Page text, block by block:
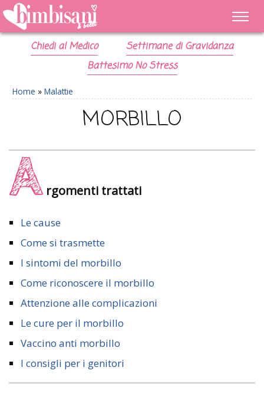
Chiedi al Medico
Settimane di Gravidanza
Battesimo No Stress
Home » Malattie
MORBILLO
A rgomenti trattati
Le cause
Come si trasmette
I sintomi del morbillo
Come riconoscere il morbillo
Attenzione alle complicazioni
Le cure per il morbillo
Vaccino anti morbillo
I consigli per i genitori